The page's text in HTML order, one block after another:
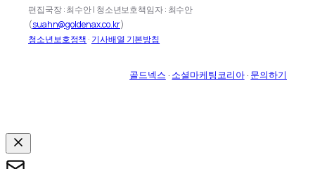
편집국장 : 최수안 | 청소년보호책임자 : 최수안
(suahn@goldenax.co.kr)
청소년보호정책 · 기사배열 기본방침
골드넥스 · 소셜마케팅코리아· 문의하기